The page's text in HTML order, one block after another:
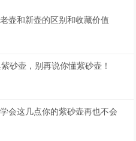
壶和新壶的区别和收藏价值
砂壶，别再说你懂紫砂壶！
会这几点你的紫砂壶再也不会